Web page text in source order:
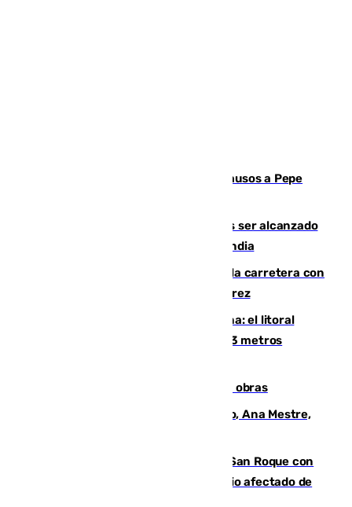
Granada despide con lágrimas y aplausos a Pepe
Un futbolista de 24 años muere tras ser alcanzado
por un rayo durante un partido en Tailandia
Muere un conductor tras salirse de la carretera con
su turismo en la A-480 a la altura de Jerez
Julio supera a junio en basura marina: el litoral
occidental malagueño recoge más de 33 metros
El Cádiz se afila ante un Granada en obras
La nueva presidenta del Parlamento, Ana Mestre,
Estabilizado el incendio forestal de San Roque con
19 familias aún desalojadas y un domicilio afectado de